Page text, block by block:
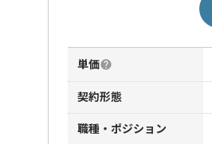
単価
契約形態
職種・ポジション